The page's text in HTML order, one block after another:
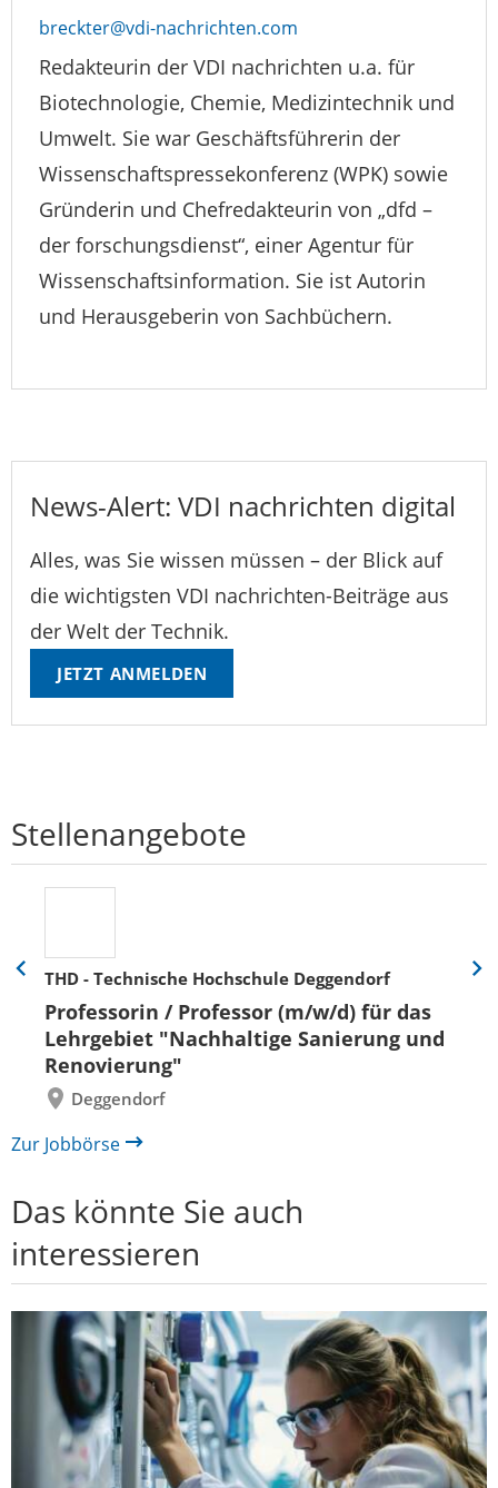
breckter@vdi-nachrichten.com
Redakteurin der VDI nachrichten u.a. für
Biotechnologie, Chemie, Medizintechnik und
Umwelt. Sie war Geschäftsführerin der
Wissenschaftspressekonferenz (WPK) sowie
Gründerin und Chefredakteurin von „dfd –
der forschungsdienst“, einer Agentur für
Wissenschaftsinformation. Sie ist Autorin
und Herausgeberin von Sachbüchern.
News-Alert: VDI nachrichten digital
Alles, was Sie wissen müssen – der Blick auf
die wichtigsten VDI nachrichten-Beiträge aus
der Welt der Technik.
JETZT ANMELDEN
Stellenangebote
THD - Technische Hochschule Deggendorf
Professorin / Professor (m/w/d) für das
Lehrgebiet "Nachhaltige Sanierung und
Renovierung"
Deggendorf
Eine
zurück
Eine
Zur Jobbörse
Das könnte Sie auch
interessieren